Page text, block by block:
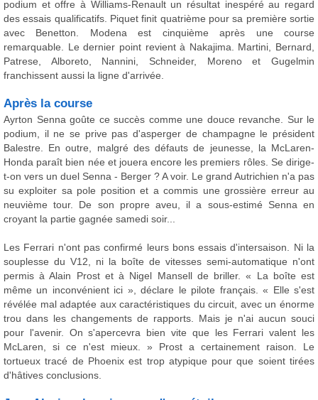
podium et offre à Williams-Renault un résultat inespéré au regard
des essais qualificatifs. Piquet finit quatrième pour sa première sortie
avec Benetton. Modena est cinquième après une course
remarquable. Le dernier point revient à Nakajima. Martini, Bernard,
Patrese, Alboreto, Nannini, Schneider, Moreno et Gugelmin
franchissent aussi la ligne d'arrivée.
Après la course
Ayrton Senna goûte ce succès comme une douce revanche. Sur le
podium, il ne se prive pas d'asperger de champagne le président
Balestre. En outre, malgré des défauts de jeunesse, la McLaren-
Honda paraît bien née et jouera encore les premiers rôles. Se dirige-
t-on vers un duel Senna - Berger ? A voir. Le grand Autrichien n'a pas
su exploiter sa pole position et a commis une grossière erreur au
neuvième tour. De son propre aveu, il a sous-estimé Senna en
croyant la partie gagnée samedi soir...
Les Ferrari n'ont pas confirmé leurs bons essais d'intersaison. Ni la
souplesse du V12, ni la boîte de vitesses semi-automatique n'ont
permis à Alain Prost et à Nigel Mansell de briller. « La boîte est
même un inconvénient ici », déclare le pilote français. « Elle s'est
révélée mal adaptée aux caractéristiques du circuit, avec un énorme
trou dans les changements de rapports. Mais je n'ai aucun souci
pour l'avenir. On s'apercevra bien vite que les Ferrari valent les
McLaren, si ce n'est mieux. » Prost a certainement raison. Le
tortueux tracé de Phoenix est trop atypique pour que soient tirées
d'hâtives conclusions.